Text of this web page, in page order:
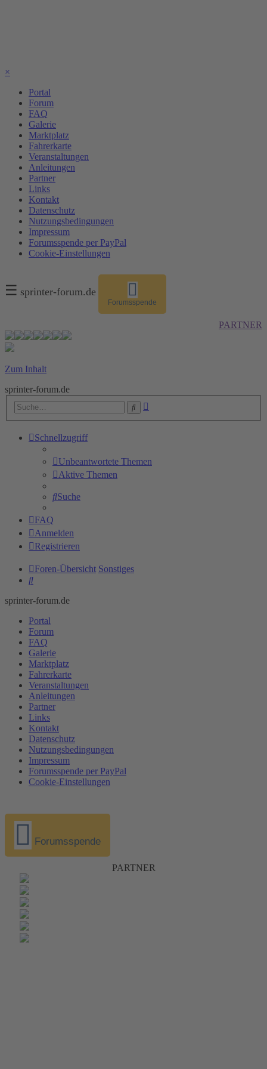
×
Portal
Forum
FAQ
Galerie
Marktplatz
Fahrerkarte
Veranstaltungen
Anleitungen
Partner
Links
Kontakt
Datenschutz
Nutzungsbedingungen
Impressum
Forumsspende per PayPal
Cookie-Einstellungen
☰ sprinter-forum.de
Forumsspende
PARTNER
Zum Inhalt
sprinter-forum.de
Suche
Schnellzugriff
Unbeantwortete Themen
Aktive Themen
Suche
FAQ
Anmelden
Registrieren
Foren-Übersicht Sonstiges
Suche
sprinter-forum.de
Portal
Forum
FAQ
Galerie
Marktplatz
Fahrerkarte
Veranstaltungen
Anleitungen
Partner
Links
Kontakt
Datenschutz
Nutzungsbedingungen
Impressum
Forumsspende per PayPal
Cookie-Einstellungen
Forumsspende
PARTNER